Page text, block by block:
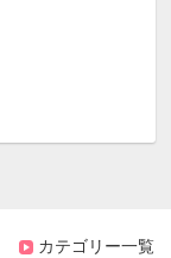
カテゴリー一覧